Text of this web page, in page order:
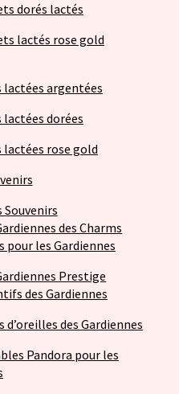
dorés lactés
lactés rose gold
lactées argentées
lactées dorées
lactées rose gold
Souvenirs
des Charms
pour les Gardiennes
Prestige
des Gardiennes
d’oreilles des Gardiennes
Pandora pour les